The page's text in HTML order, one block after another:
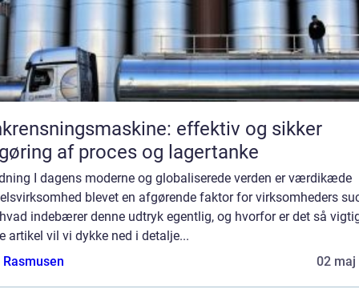
effektiv og sikker
af proces og lagertanke
I dagens moderne og globaliserede verden er værdikæde
blevet en afgørende faktor for virksomheders
indebærer denne udtryk egentlig, og hvorfor er det så
artikel vil vi dykke ned i detalje...
02 maj